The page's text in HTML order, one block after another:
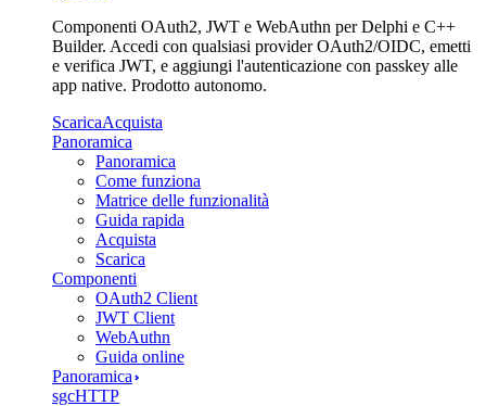
Componenti OAuth2, JWT e WebAuthn per Delphi e C++
Builder. Accedi con qualsiasi provider OAuth2/OIDC, emetti
e verifica JWT, e aggiungi l'autenticazione con passkey alle
app native. Prodotto autonomo.
ScaricaAcquista
Panoramica
Panoramica
Come funziona
Matrice delle funzionalità
Guida rapida
Acquista
Scarica
Componenti
OAuth2 Client
JWT Client
WebAuthn
Guida online
Panoramica
sgcHTTP